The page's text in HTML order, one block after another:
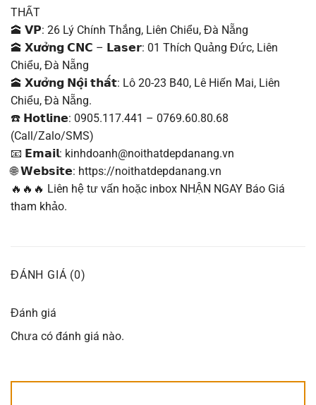
THẤT
🕋 𝗩𝗣: 26 Lý Chính Thắng, Liên Chiểu, Đà Nẵng
🕋 𝗫𝘂̛𝗼̛̉𝗻𝗴 𝗖𝗡𝗖 – 𝗟𝗮𝘀𝗲𝗿: 01 Thích Quảng Đức, Liên
Chiểu, Đà Nẵng
🕋 𝗫𝘂̛𝗼̛̉𝗻𝗴 𝗡𝗼̣̂𝗶 𝘁𝗵𝗮̂́𝘁: Lô 20-23 B40, Lê Hiến Mai, Liên
Chiểu, Đà Nẵng.
☎️ 𝗛𝗼𝘁𝗹𝗶𝗻𝗲: 0905.117.441 – 0769.60.80.68
(Call/Zalo/SMS)
📧 𝗘𝗺𝗮𝗶𝗹: kinhdoanh@noithatdepdanang.vn
🌐 𝗪𝗲𝗯𝘀𝗶𝘁𝗲: https://noithatdepdanang.vn
🔥🔥🔥 Liên hệ tư vấn hoặc inbox NHẬN NGAY Báo Giá
tham khảo.
ĐÁNH GIÁ (0)
Đánh giá
Chưa có đánh giá nào.